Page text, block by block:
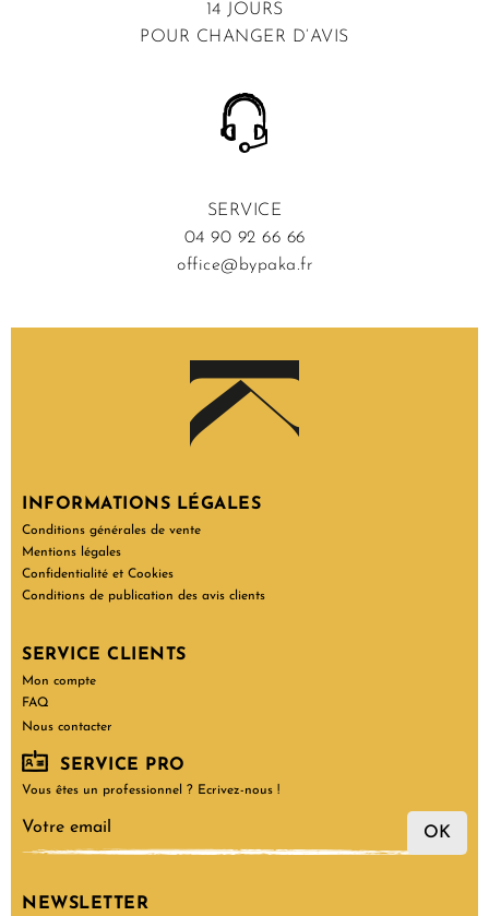
14 JOURS
POUR CHANGER D’AVIS
SERVICE
04 90 92 66 66
office@bypaka.fr
INFORMATIONS LÉGALES
Conditions générales de vente
Mentions légales
Confidentialité et Cookies
Conditions de publication des avis clients
SERVICE CLIENTS
Mon compte
FAQ
Nous contacter
SERVICE PRO
Vous êtes un professionnel ? Ecrivez-nous !
OK
NEWSLETTER